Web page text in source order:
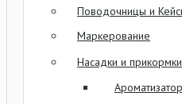
Поводочницы и
Маркерование
Насадки и прикормки